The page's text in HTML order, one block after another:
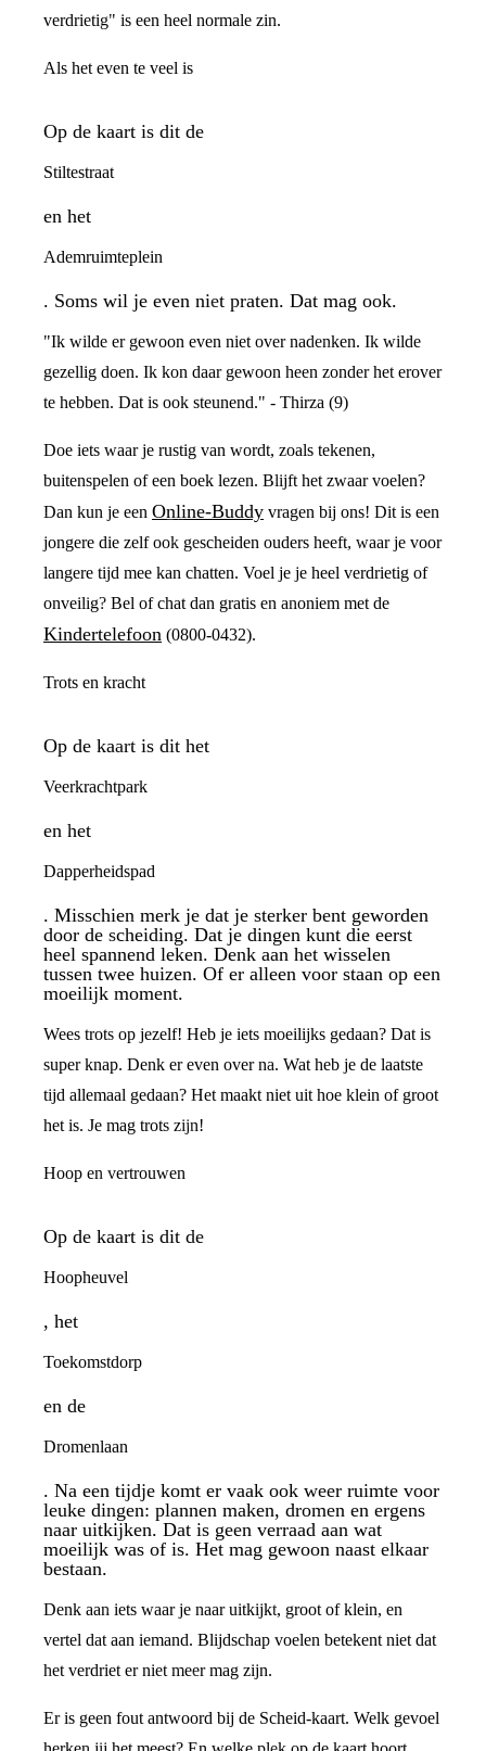
verdrietig" is een heel normale zin.
Als het even te veel is
Op de kaart is dit de
Stiltestraat
en het
Ademruimteplein
. Soms wil je even niet praten. Dat mag ook.
"Ik wilde er gewoon even niet over nadenken. Ik wilde
gezellig doen. Ik kon daar gewoon heen zonder het erover
te hebben. Dat is ook steunend." - Thirza (9)
Doe iets waar je rustig van wordt, zoals tekenen,
buitenspelen of een boek lezen. Blijft het zwaar voelen?
Dan kun je een Online-Buddy vragen bij ons! Dit is een
jongere die zelf ook gescheiden ouders heeft, waar je voor
langere tijd mee kan chatten. Voel je je heel verdrietig of
onveilig? Bel of chat dan gratis en anoniem met de
Kindertelefoon (0800-0432).
Trots en kracht
Op de kaart is dit het
Veerkrachtpark
en het
Dapperheidspad
. Misschien merk je dat je sterker bent geworden
door de scheiding. Dat je dingen kunt die eerst
heel spannend leken. Denk aan het wisselen
tussen twee huizen. Of er alleen voor staan op een
moeilijk moment.
Wees trots op jezelf! Heb je iets moeilijks gedaan? Dat is
super knap. Denk er even over na. Wat heb je de laatste
tijd allemaal gedaan? Het maakt niet uit hoe klein of groot
het is. Je mag trots zijn!
Hoop en vertrouwen
Op de kaart is dit de
Hoopheuvel
, het
Toekomstdorp
en de
Dromenlaan
. Na een tijdje komt er vaak ook weer ruimte voor
leuke dingen: plannen maken, dromen en ergens
naar uitkijken. Dat is geen verraad aan wat
moeilijk was of is. Het mag gewoon naast elkaar
bestaan.
Denk aan iets waar je naar uitkijkt, groot of klein, en
vertel dat aan iemand. Blijdschap voelen betekent niet dat
het verdriet er niet meer mag zijn.
Er is geen fout antwoord bij de Scheid-kaart. Welk gevoel